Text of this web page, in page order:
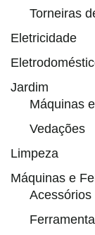
Torneiras
Eletricidade
Jardim
Máquinas
Vedações
Limpeza
Máquinas e